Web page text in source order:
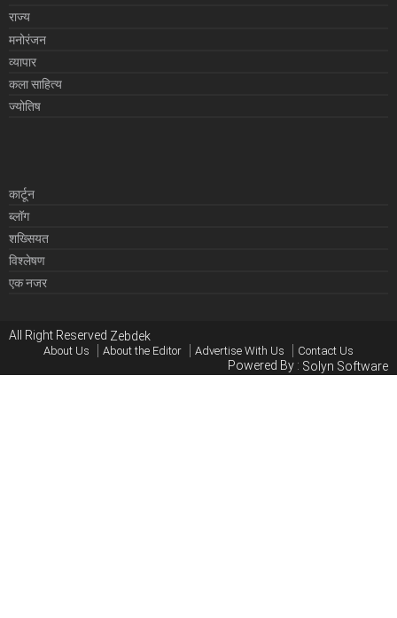
राज्य
मनोरंजन
व्यापार
कला साहित्य
ज्योतिष
कार्टून
ब्लॉग
शख्सियत
विश्लेषण
एक नजर
All Right Reserved Zebdek
About Us About the Editor Advertise With Us Contact Us
Powered By : Solyn Software